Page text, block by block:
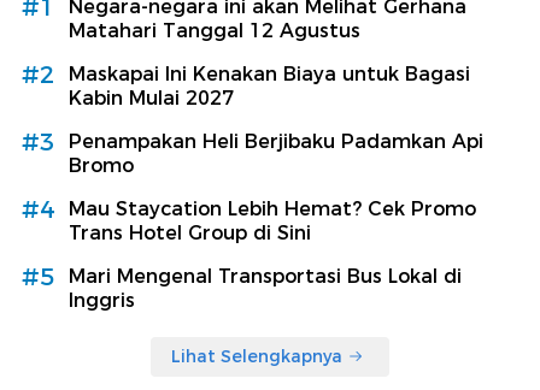
#1
Negara-negara ini akan Melihat Gerhana
Matahari Tanggal 12 Agustus
#2
Maskapai Ini Kenakan Biaya untuk Bagasi
Kabin Mulai 2027
#3
Penampakan Heli Berjibaku Padamkan Api
Bromo
#4
Mau Staycation Lebih Hemat? Cek Promo
Trans Hotel Group di Sini
#5
Mari Mengenal Transportasi Bus Lokal di
Inggris
Lihat Selengkapnya